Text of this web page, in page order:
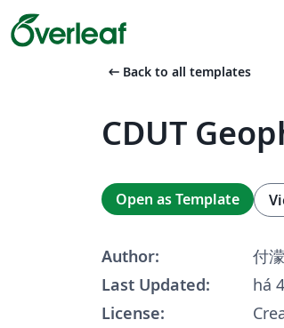
arrow_left_alt Back to all templates
CDUT
Open as Template
Author:
付濛
Last Updated:
há
License: